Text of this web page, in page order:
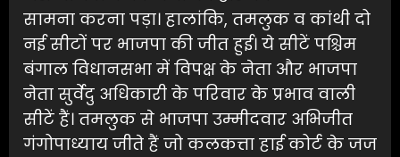
सामना करना पड़ा। हालांकि, तमलुक व कांथी दो
नई सीटों पर भाजपा की जीत हुई। ये सीटें पश्चिम
बंगाल विधानसभा में विपक्ष के नेता और भाजपा
नेता सुर्वेदु अधिकारी के परिवार के प्रभाव वाली
सीटें हैं। तमलुक से भाजपा उम्मीदवार अभिजीत
गंगोपाध्याय जीते हैं जो कलकत्ता हाई कोर्ट के जज